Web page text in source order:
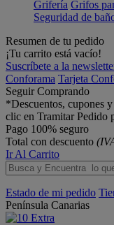
Grifería Grifos
Seguridad de
Resumen de tu pedido
¡Tu carrito está vacío!
Suscríbete a la
Conforama Tarjeta
Seguir Comprando
*Descuentos, cupones
clic en Tramitar Pedido
Pago 100% seguro
Total con descuento
Ir Al Carrito
Estado de mi pedido
Península Canarias